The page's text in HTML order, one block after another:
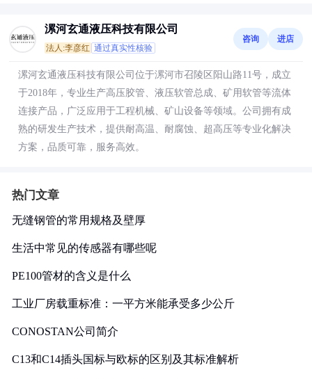
漯河玄通液压科技有限公司
法人:李彦红 通过真实性核验
咨询 进店
漯河玄通液压科技有限公司位于漯河市召陵区阳山路11号，成立
于2018年，专业生产高压胶管、液压软管总成、矿用软管等流体
连接产品，广泛应用于工程机械、矿山设备等领域。公司拥有成
熟的研发生产技术，提供耐高温、耐腐蚀、超高压等专业化解决
方案，品质可靠，服务高效。
热门文章
无缝钢管的常用规格及壁厚
生活中常见的传感器有哪些呢
PE100管材的含义是什么
工业厂房载重标准：一平方米能承受多少公斤
CONOSTAN公司简介
C13和C14插头国标与欧标的区别及其标准解析